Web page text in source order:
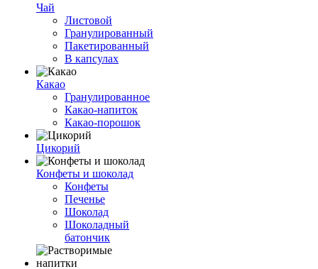
Чай
Листовой
Гранулированный
Пакетированный
В капсулах
Какао
Гранулированное
Какао-напиток
Какао-порошок
Цикорий
Конфеты и шоколад
Конфеты
Печенье
Шоколад
Шоколадный
батончик